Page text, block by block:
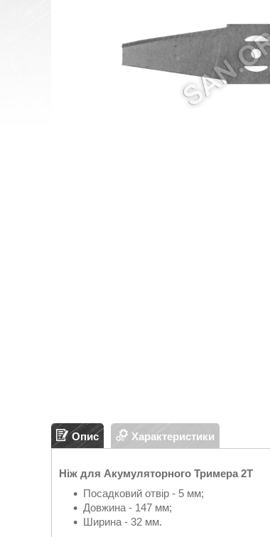
Опис Характеристики
Ніж для Акумуляторного Тримера 2Т
Посадковий отвір - 5 мм;
Довжина - 147 мм;
Ширина - 32 мм.